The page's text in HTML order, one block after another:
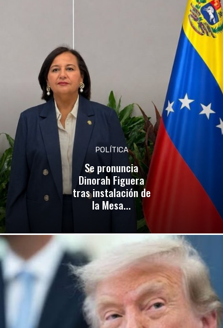
POLÍTICA
Se pronuncia
Dinorah Figuera
tras instalación de
la Mesa...